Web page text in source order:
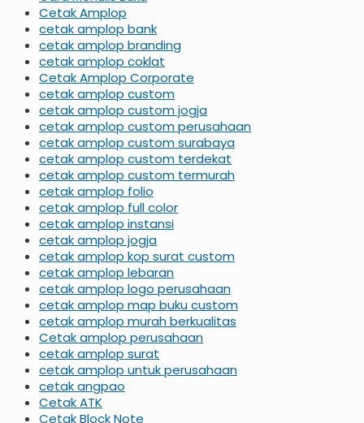
Cetak Amplop
cetak amplop bank
cetak amplop branding
cetak amplop coklat
Cetak Amplop Corporate
cetak amplop custom
cetak amplop custom jogja
cetak amplop custom perusahaan
cetak amplop custom surabaya
cetak amplop custom terdekat
cetak amplop custom termurah
cetak amplop folio
cetak amplop full color
cetak amplop instansi
cetak amplop jogja
cetak amplop kop surat custom
cetak amplop lebaran
cetak amplop logo perusahaan
cetak amplop map buku custom
cetak amplop murah berkualitas
Cetak amplop perusahaan
cetak amplop surat
cetak amplop untuk perusahaan
cetak angpao
Cetak ATK
Cetak Block Note